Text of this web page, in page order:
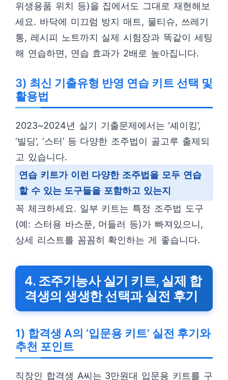
위생용품 위치 등)을 집에서도 그대로 재현해보
세요. 바닥에 미끄럼 방지 매트, 물티슈, 쓰레기
통, 레시피 노트까지 실제 시험장과 똑같이 세팅
해 연습하면, 연습 효과가 2배로 높아집니다.
3) 최신 기출유형 반영 연습 키트 선택 및
활용법
2023~2024년 실기 기출문제에서는 ‘셰이킹’,
‘빌딩’, ‘스터’ 등 다양한 조주법이 골고루 출제되
고 있습니다.
연습 키트가 이런 다양한 조주법을 모두 연습
할 수 있는 도구들을 포함하고 있는지
꼭 체크하세요. 일부 키트는 특정 조주법 도구
(예: 스터용 바스푼, 머들러 등)가 빠져있으니,
상세 리스트를 꼼꼼히 확인하는 게 좋습니다.
4. 조주기능사 실기 키트, 실제 합
격생의 생생한 선택과 실전 후기
1) 합격생 A의 ‘입문용 키트’ 실전 후기와
추천 포인트
직장인 합격생 A씨는 3만원대 입문용 키트를 구